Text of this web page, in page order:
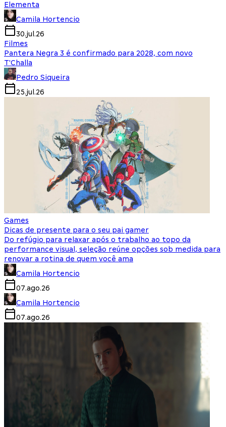
Elementa
Camila Hortencio
30.jul.26
Filmes
Pantera Negra 3 é confirmado para 2028, com novo
T'Challa
Pedro Siqueira
25.jul.26
Games
Dicas de presente para o seu pai gamer
Do refúgio para relaxar após o trabalho ao topo da
performance visual, seleção reúne opções sob medida para
renovar a rotina de quem você ama
Camila Hortencio
07.ago.26
Camila Hortencio
07.ago.26